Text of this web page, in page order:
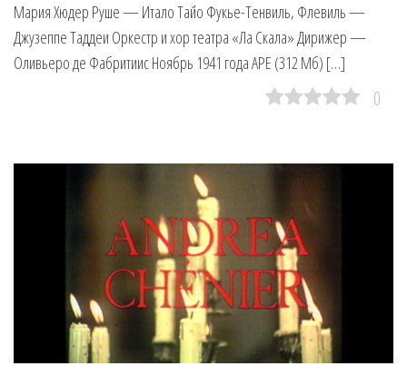
Мария Хюдер Руше — Итало Тайо Фукье-Тенвиль, Флевиль —
Джузеппе Таддеи Оркестр и хор театра «Ла Скала» Дирижер —
Оливьеро де Фабритиис Ноябрь 1941 года APE (312 Мб) […]
0